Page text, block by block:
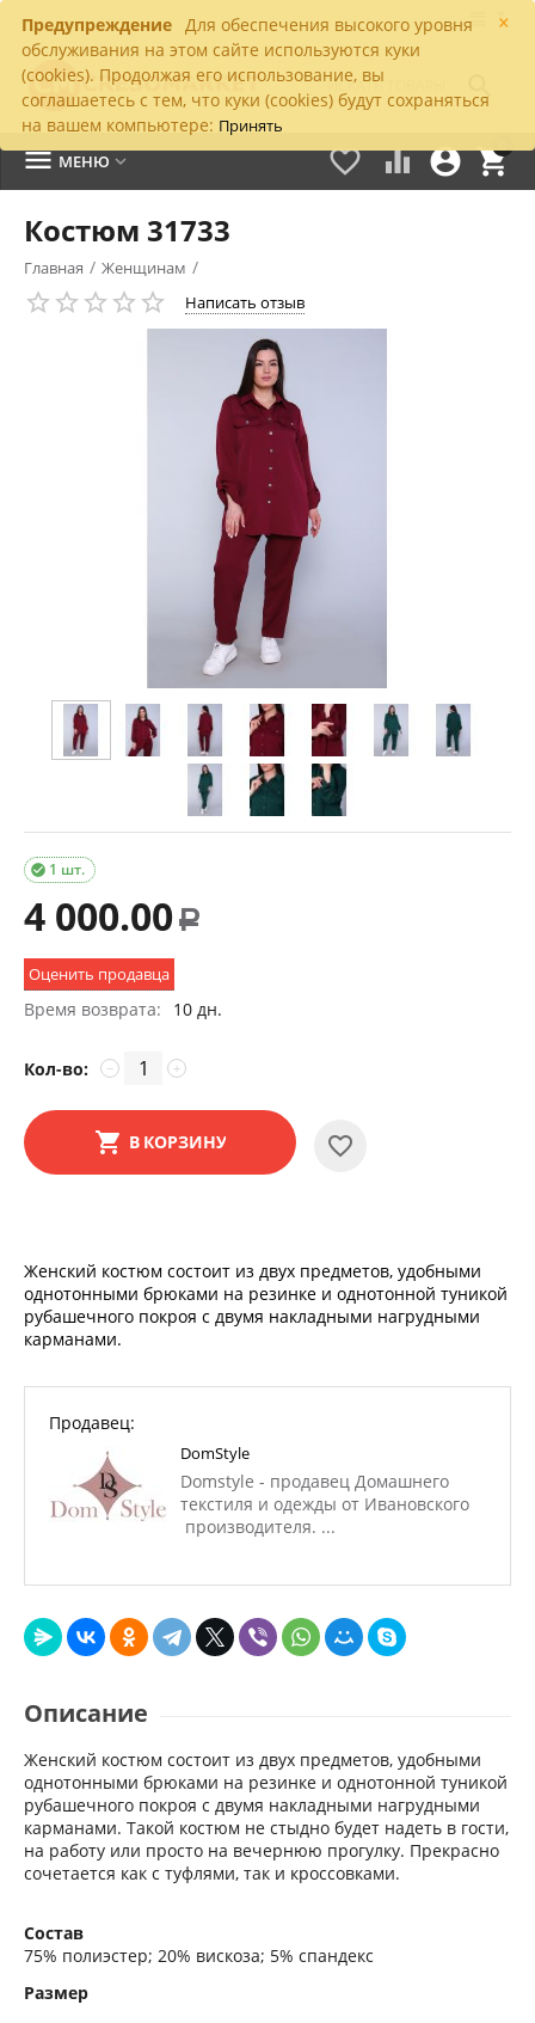
×
Предупреждение Для обеспечения высокого уровня
обслуживания на этом сайте используются куки
(cookies). Продолжая его использование, вы
соглашаетесь с тем, что куки (cookies) будут сохраняться
на вашем компьютере: Принять


 
 МЕНЮ 
Костюм 31733
Главная / Женщинам /
Написать отзыв
1 шт.

4 000.00 Р
Оценить продавца
Время возврата: 10 дн.
Кол-во: +
−
В КОРЗИНУ
Женский костюм состоит из двух предметов, удобными
однотонными брюками на резинке и однотонной туникой
рубашечного покроя с двумя накладными нагрудными
карманами.
Продавец:
DomStyle
Domstyle - продавец Домашнего
текстиля и одежды от Ивановского
производителя. ...
Описание
Женский костюм состоит из двух предметов, удобными
однотонными брюками на резинке и однотонной туникой
рубашечного покроя с двумя накладными нагрудными
карманами. Такой костюм не стыдно будет надеть в гости,
на работу или просто на вечернюю прогулку. Прекрасно
сочетается как с туфлями, так и кроссовками.
Состав
75% полиэстер; 20% вискоза; 5% спандекс
Размер